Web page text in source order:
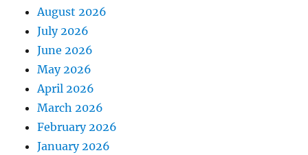
August 2026
July 2026
June 2026
May 2026
April 2026
March 2026
February 2026
January 2026